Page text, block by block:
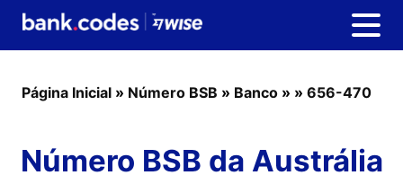
Página Inicial » Número BSB » Banco » » 656-470
Número BSB da Austrália